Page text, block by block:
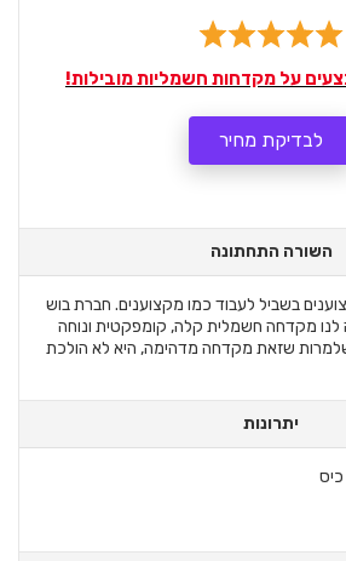
על מקדחות חשמליות מובילות!
לבדיקת מחיר
השורה התחתונה
בשביל לעבוד כמו מקצוענים. חברת בוש
לנו מקדחה חשמלית קלה, קומפקטית ונוחה
שזאת מקדחה מדהימה, היא לא הולכת
יתרונות